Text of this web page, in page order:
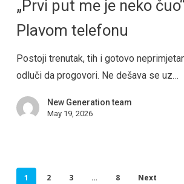
„Prvi put me je neko
Plavom telefonu
Postoji trenutak, tih i gotovo
odluči da progovori. Ne dešava se uz…
New Generation team
May 19, 2026
1 2 3 … 8 Next